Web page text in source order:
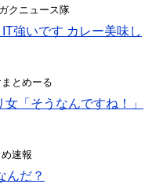
クニュース隊
強いです カレー美味し
とめーる
女「そうなんですね！」
速報
んだ？